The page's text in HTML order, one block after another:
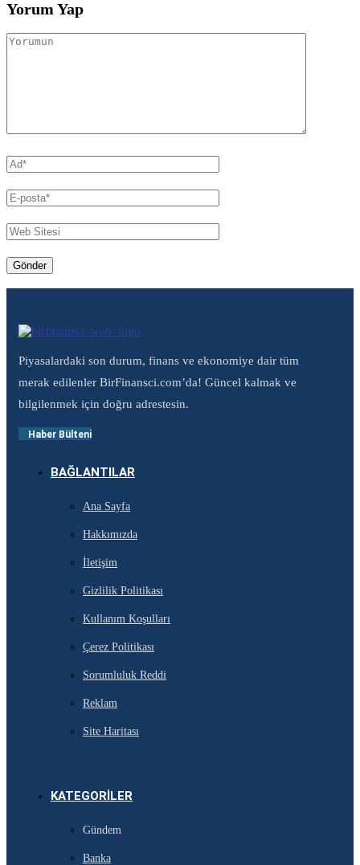
Yorum Yap
Piyasalardaki son durum, finans ve ekonomiye dair tüm
merak edilenler BirFinansci.com’da! Güncel kalmak ve
bilgilenmek için doğru adrestesin.
Haber Bülteni
BAĞLANTILAR
Ana Sayfa
Hakkımızda
İletişim
Gizlilik Politikası
Kullanım Koşulları
Çerez Politikası
Sorumluluk Reddi
Reklam
Site Haritası
KATEGORILER
Gündem
Banka